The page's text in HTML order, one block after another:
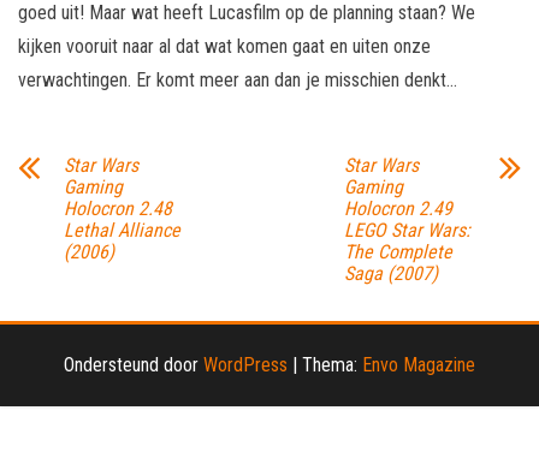
goed uit! Maar wat heeft Lucasfilm op de planning staan? We
kijken vooruit naar al dat wat komen gaat en uiten onze
verwachtingen. Er komt meer aan dan je misschien denkt…
Star Wars
Gaming
Holocron 2.48
Lethal Alliance
(2006)
Star Wars
Gaming
Holocron 2.49
LEGO Star Wars:
The Complete
Saga (2007)
Ondersteund door WordPress | Thema: Envo Magazine